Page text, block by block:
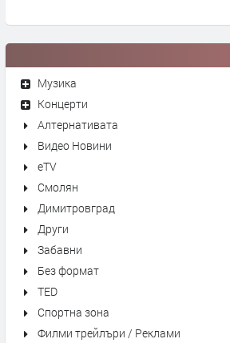
Музика
Концерти
Алтернативата
Видео Новини
eTV
Смолян
Димитровград
Други
Забавни
Без формат
TED
Спортна зона
Филми трейлъри / Реклами